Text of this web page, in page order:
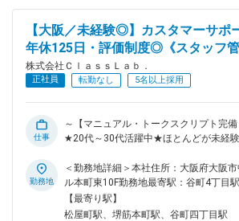
ム全体の成長のサポートをお願いします。 【サービス運
改善】 リリース後もユーザーのフィー
析などから改善点を抽出し、継続的にア
す。 エンジニアリング面だけでなく、
観点でも改善策を検討し、サービスを進
です。 ■仕事のやりがい ・フロントエンド・バックエンド・
ことができ、意見を出し合いながらより
・新規事業の立ち上げフェーズにも参
機会が大いに得られる ・メリハリを持
■当社について 電気・水道・ガス・イン
に欠かせないインフラサービスの契約
をご提供しています。 2019年設立のま
給(月額)は固定手当を含めた表記です。
【大阪／未経験◎】カスタマーサポ
年休125日・評価制度◎《スタッフ管
株式会社ＣｌａｓｓＬａｂ．
正社員 転勤なし 5名以上採用
仕事
～【マニュアル・トークスクリプト完備
★20代～30代活躍中★ほとんどが未経
いったライフラインの契約代行を軸に
です！ 今回は、《カスタマーサポート
ーバーやWi-Fiをご案内いただく方を募集して
容 ウォーターサーバーやWi-Fiに興味を
勤務地
＜勤務地詳細＞本社住所：大阪府大阪
ル本町東10F勤務地最寄駅：谷町4丁目
内喫煙可能場所あり変更の範囲：無
【最寄り駅】
松屋町駅、堺筋本町駅、谷町四丁目駅